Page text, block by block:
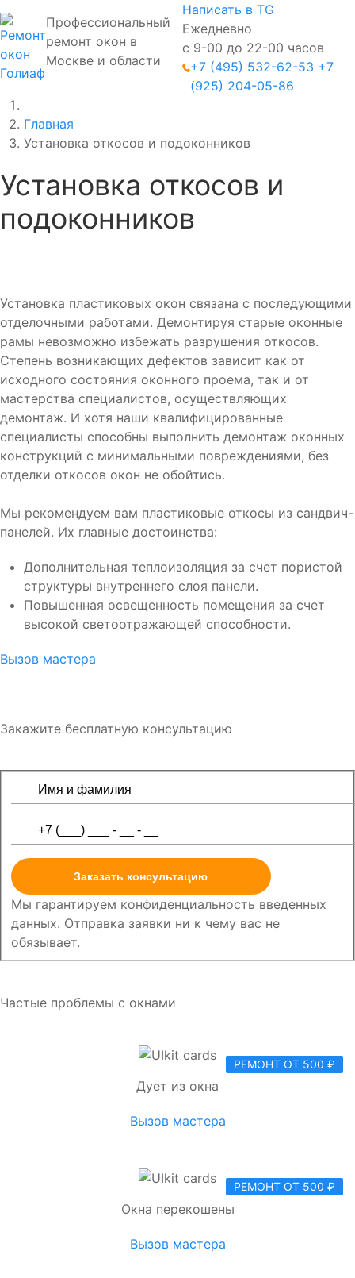
Профессиональный
ремонт окон в
Москве и области
Написать в TG
Ежедневно
с 9-00 до 22-00 часов
+7 (495) 532-62-53 +7
(925) 204-05-86
Главная
Установка откосов и подоконников
Установка откосов и
подоконников
Установка пластиковых окон связана с последующими
отделочными работами. Демонтируя старые оконные
рамы невозможно избежать разрушения откосов.
Степень возникающих дефектов зависит как от
исходного состояния оконного проема, так и от
мастерства специалистов, осуществляющих
демонтаж. И хотя наши квалифицированные
специалисты способны выполнить демонтаж оконных
конструкций с минимальными повреждениями, без
отделки откосов окон не обойтись.
Мы рекомендуем вам пластиковые откосы из сандвич-
панелей. Их главные достоинства:
Дополнительная теплоизоляция за счет пористой
структуры внутреннего слоя панели.
Повышенная освещенность помещения за счет
высокой светоотражающей способности.
Вызов мастера
Закажите бесплатную консультацию
Заказать консультацию
Мы гарантируем конфиденциальность введенных
данных. Отправка заявки ни к чему вас не
обязывает.
Частые проблемы с окнами
РЕМОНТ ОТ 500 ₽
Дует из окна
Вызов мастера
РЕМОНТ ОТ 500 ₽
Окна перекошены
Вызов мастера